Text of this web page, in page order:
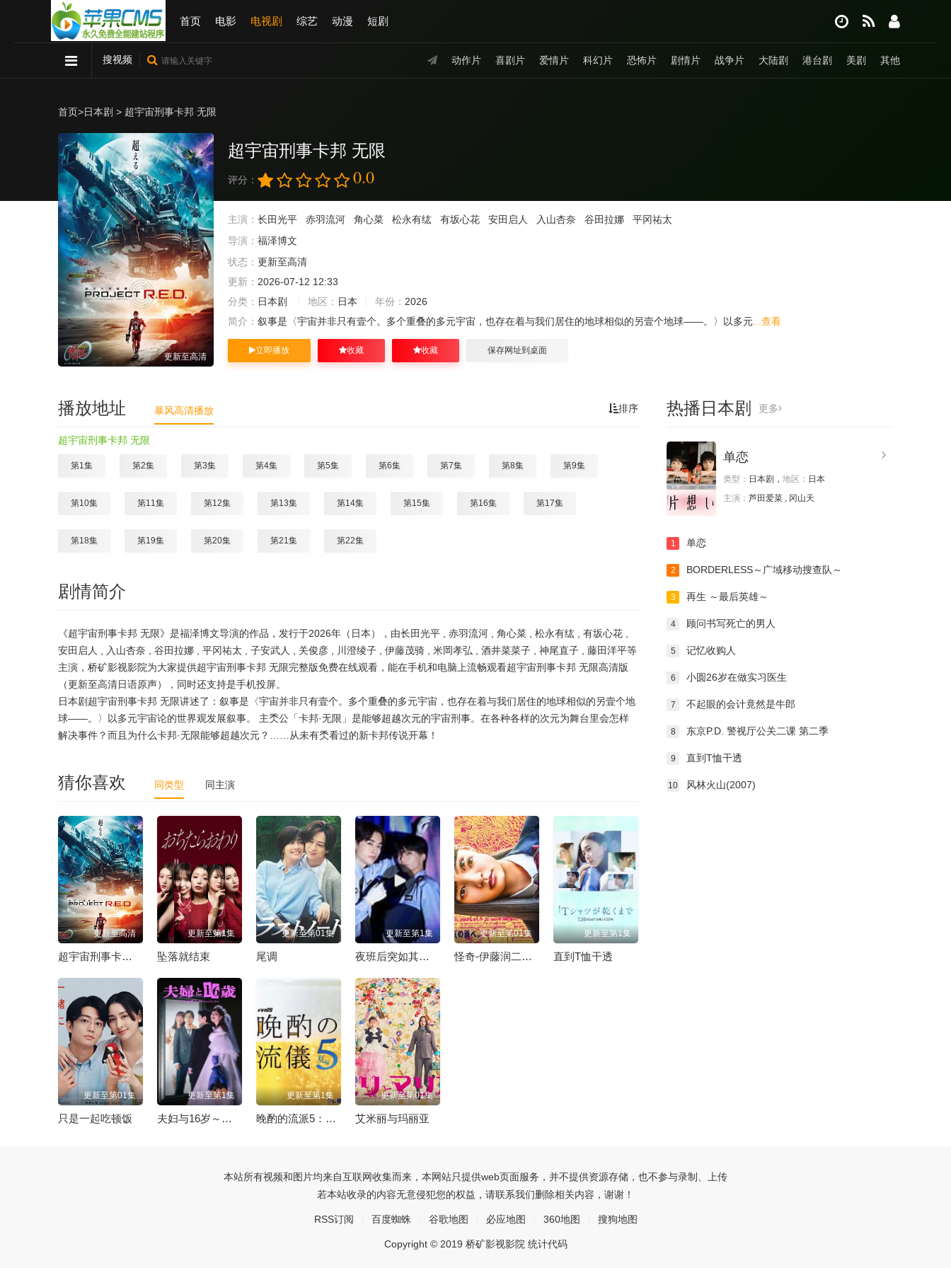
首页 电影 电视剧 综艺 动漫 短剧
动作片 喜剧片 爱情片 科幻片 恐怖片 剧情片 战争片 大陆剧 港台剧 美剧 其他
搜视频
首页>日本剧 > 超宇宙刑事卡邦 无限
更新至高清
超宇宙刑事卡邦 无限
评分： 0.0
主演： 长田光平 赤羽流河 角心菜 松永有纮 有坂心花 安田启人 入山杏奈 谷田拉娜
平冈祐太
导演： 福泽博文
状态： 更新至高清
更新： 2026-07-12 12:33
分类： 日本剧 地区： 日本 年份： 2026
简介： 叙事是〈宇宙并非只有壹个。多个重叠的多元宇宙，也存在着与我们居住的地球相似的另壹个地球――。〉以多元 ...查看
立即播放 收藏 收藏 保存网址到桌面
排序
播放地址 暴风高清播放
超宇宙刑事卡邦 无限
第1集 第2集 第3集 第4集 第5集 第6集 第7集 第8集 第9集
第10集 第11集 第12集 第13集 第14集 第15集 第16集 第17集
第18集 第19集 第20集 第21集 第22集
剧情简介
《超宇宙刑事卡邦 无限》是福泽博文导演的作品，发行于2026年（日本），由长田光平 , 赤羽流河 , 角心菜 , 松永有纮 , 有坂心花 ,
安田启人 , 入山杏奈 , 谷田拉娜 , 平冈祐太 , 子安武人 , 关俊彦 , 川澄绫子 , 伊藤茂骑 , 米岡孝弘 , 酒井菜菜子 , 神尾直子 , 藤田洋平等
主演，桥矿影视影院为大家提供超宇宙刑事卡邦 无限完整版免费在线观看，能在手机和电脑上流畅观看超宇宙刑事卡邦 无限高清版
（更新至高清日语原声），同时还支持是手机投屏。
日本剧超宇宙刑事卡邦 无限讲述了：叙事是〈宇宙并非只有壹个。多个重叠的多元宇宙，也存在着与我们居住的地球相似的另壹个地
球――。〉以多元宇宙论的世界观发展叙事。 主秂公「卡邦·无限」是能够超越次元的宇宙刑事。在各种各样的次元为舞台里会怎样
解决事件？而且为什么卡邦·无限能够超越次元？……从未有秂看过的新卡邦传说开幕！
猜你喜欢 同类型 同主演
更新至高清
超宇宙刑事卡邦 无限
更新至第1集
坠落就结束
更新至第01集
尾调
更新至第1集
夜班后突如其来的吻
更新至第01集
怪奇-伊藤润二令人彻夜难眠的奇异故事
更新至第1集
直到T恤干透
更新至第01集
只是一起吃顿饭
更新至第1集
夫妇与16岁～疯狂的邻居～
更新至第1集
晚酌的流派5：夏篇
更新至第01集
艾米丽与玛丽亚
热播日本剧 更多
单恋
类型： 日本剧， 地区： 日本
主演： 芦田爱菜 , 冈山天
1 单恋
2 BORDERLESS～广域移动搜查队～
3 再生 ～最后英雄～
4 顾问书写死亡的男人
5 记忆收购人
6 小圆26岁在做实习医生
7 不起眼的会计竟然是牛郎
8 东京P.D. 警视厅公关二课 第二季
9 直到T恤干透
10 风林火山(2007)
本站所有视频和图片均来自互联网收集而来，本网站只提供web页面服务，并不提供资源存储，也不参与录制、上传
若本站收录的内容无意侵犯您的权益，请联系我们删除相关内容，谢谢！
RSS订阅 百度蜘蛛 谷歌地图 必应地图 360地图 搜狗地图
Copyright © 2019 桥矿影视影院 统计代码